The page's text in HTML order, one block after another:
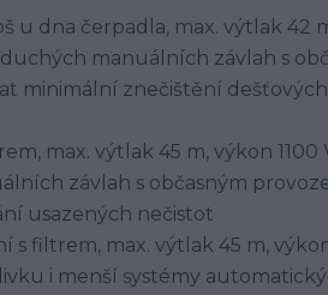
u dna čerpadla, max. výtlak 42
manuálních závlah s
minimální znečištění
max. výtlak 45 m, výkon 1100
závlah s občasným
usazených nečistot
s filtrem, max. výtlak 45 m,
i menší systémy